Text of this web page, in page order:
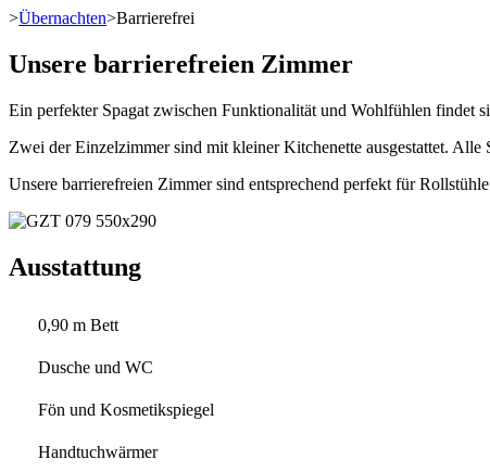
>Übernachten>Barrierefrei
Unsere barrierefreien Zimmer
Ein perfekter Spagat zwischen Funktionalität und Wohlfühlen findet
Zwei der Einzelzimmer sind mit kleiner Kitchenette ausgestattet.
Unsere barrierefreien Zimmer sind entsprechend perfekt für
Ausstattung
0,90 m Bett
Dusche und WC
Fön und Kosmetikspiegel
Handtuchwärmer